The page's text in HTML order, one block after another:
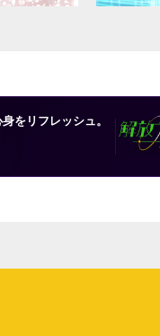
をリフレッシュ。